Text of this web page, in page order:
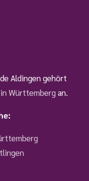
Aldingen gehört
Württemberg an.